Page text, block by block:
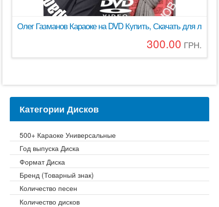
Олег Газманов Караоке на DVD Купить, Скачать для
300.00 ГРН.
Категории Дисков
500+ Караоке Универсальные
Год выпуска Диска
Формат Диска
Бренд (Товарный знак)
Количество песен
Количество дисков